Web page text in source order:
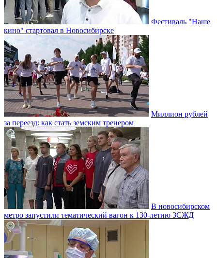
Фестиваль "Наше
кино" стартовал в Новосибирске
Миллион рублей
за переезд: как стать земским тренером
В новосибирском
метро запустили тематический вагон к 130-летию ЗСЖД